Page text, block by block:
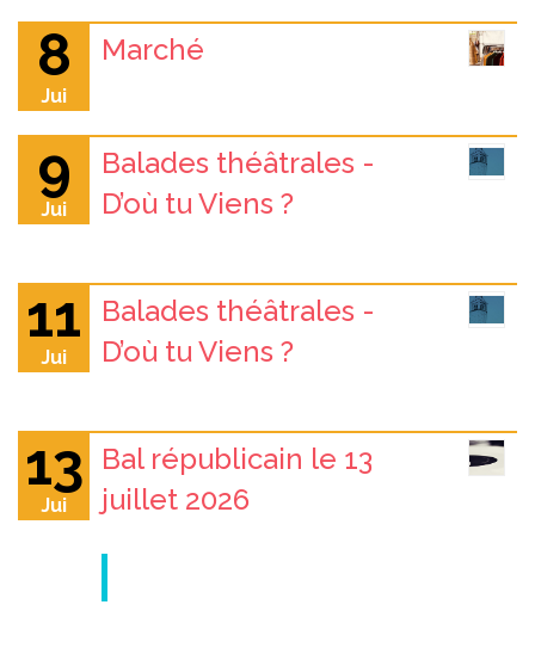
8
Jui
Marché
9
Jui
Balades théâtrales -
D’où tu Viens ?
11
Jui
Balades théâtrales -
D’où tu Viens ?
13
Jui
Bal républicain le 13
juillet 2026